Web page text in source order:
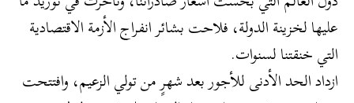
عليها لخزينة الدولة، فلاحت بشائر انفراج الأزمة الاقتصادية
التي خنقتنا لسنوات.
ازداد الحد الأدنى للأجور بعد شهرٍ من تولي الزعيم، وافتتحت